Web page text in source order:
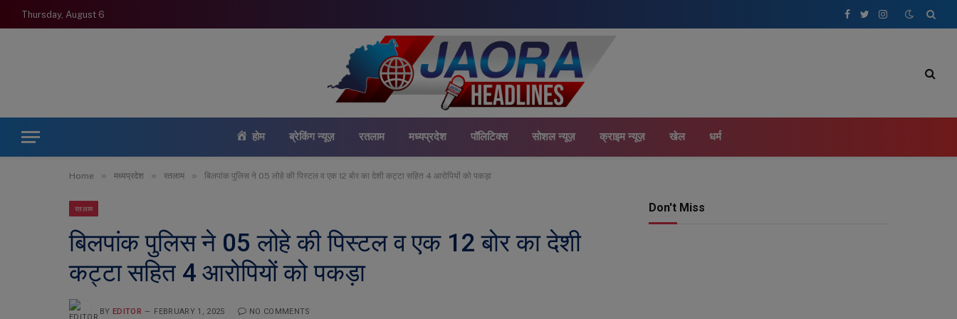
Thursday, August 6
Facebook
TwitterInstagram
होम ब्रेकिंग न्यूज़ रतलाम मध्यप्रदेश पॉलिटिक्स सोशल न्यूज़ क्राइम न्यूज़ खेल धर्म
Home » मध्यप्रदेश » रतलाम » बिलपांक पुलिस ने 05 लोहे की पिस्टल व एक 12 बोर का देशी कट्टा सहित 4 आरोपियों को पकड़ा
रतलाम
बिलपांक पुलिस ने 05 लोहे की पिस्टल व एक 12 बोर का देशी
कट्टा सहित 4 आरोपियों को पकड़ा
BY EDITOR FEBRUARY 1, 2025 NO COMMENTS
Don't Miss